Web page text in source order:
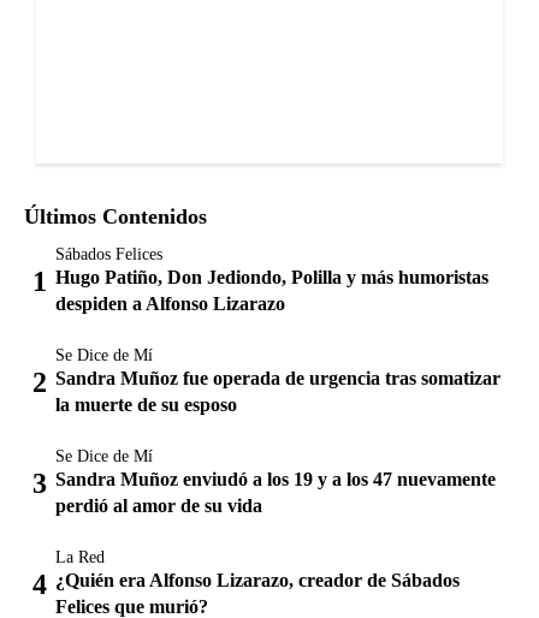
Últimos Contenidos
Sábados Felices
Hugo Patiño, Don Jediondo, Polilla y más humoristas
despiden a Alfonso Lizarazo
Se Dice de Mí
Sandra Muñoz fue operada de urgencia tras somatizar
la muerte de su esposo
Se Dice de Mí
Sandra Muñoz enviudó a los 19 y a los 47 nuevamente
perdió al amor de su vida
La Red
¿Quién era Alfonso Lizarazo, creador de Sábados
Felices que murió?